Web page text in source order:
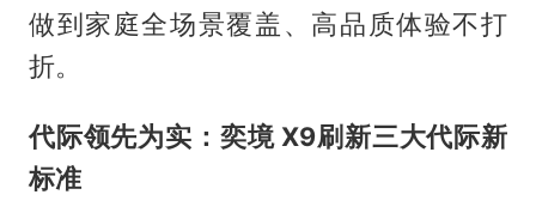
做到家庭全场景覆盖、高品质体验不打
折。
代际领先为实：奕境 X9刷新三大代际新
标准